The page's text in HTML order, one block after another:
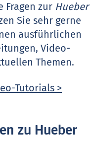
Fragen zur Hueber
Sie sehr gerne
ausführlichen
Video-
Themen.
Tutorials >
zu Hueber